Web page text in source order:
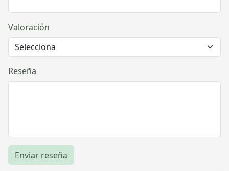
Valoración
Reseña
Enviar reseña